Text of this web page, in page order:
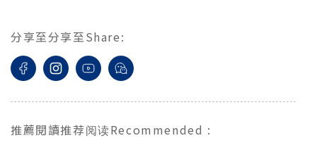
分享至分享至Share:
推薦閱讀推荐阅读Recommended :